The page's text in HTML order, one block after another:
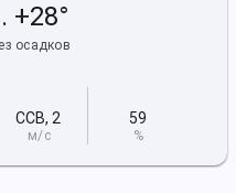
+28°
осадков
ССВ, 2
м/с
59
%